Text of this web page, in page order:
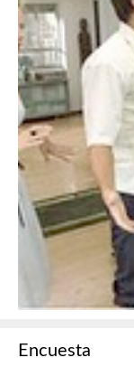
Encuesta